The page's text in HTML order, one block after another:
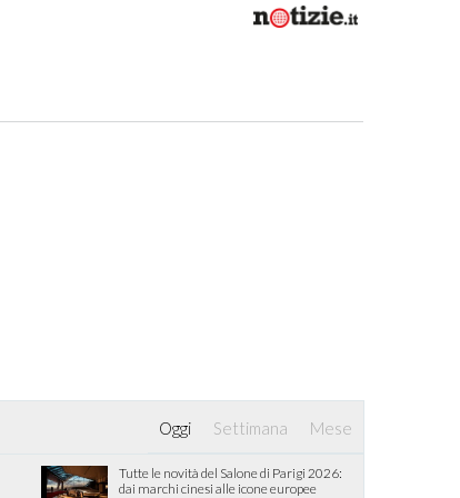
Oggi Settimana Mese
Tutte le novità del Salone di Parigi 2026:
dai marchi cinesi alle icone europee